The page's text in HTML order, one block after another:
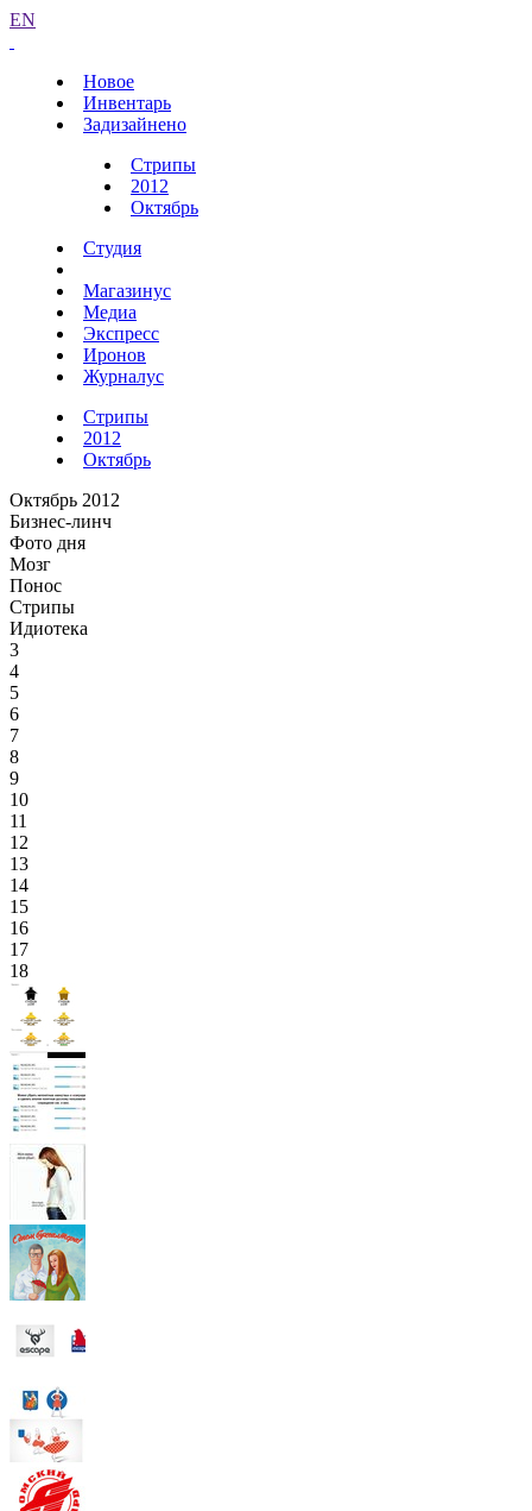
EN
Новое
Инвентарь
Задизайнено
Стрипы
2012
Октябрь
Студия
Магазинус
Медиа
Экспресс
Иронов
Журналус
Стрипы
2012
Октябрь
Октябрь 2012
Бизнес-линч
Фото дня
Мозг
Понос
Стрипы
Идиотека
3
4
5
6
7
8
9
10
11
12
13
14
15
16
17
18